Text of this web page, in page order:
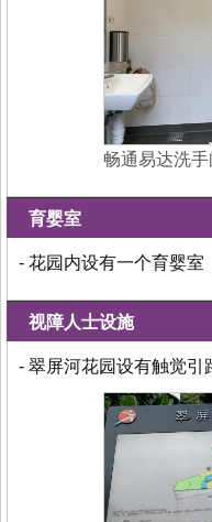
畅通易达洗手
育婴室
- 花园内设有一个育婴室
视障人士设施
- 翠屏河花园设有触觉